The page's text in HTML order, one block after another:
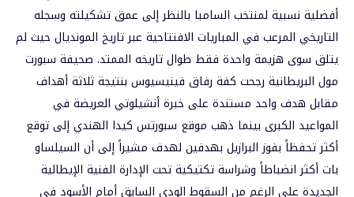
أفضلية نسبية لمنتخب السامبا بالنظر إلى عمق تشكيلته وسجله
التاريخي المرعب في المباريات الافتتاحية عبر تاريخ المونديال حيث لم
يتلق سوى هزيمة واحدة فقط طوال تاريخه الممتد. صحيفة سبورت
مول البريطانية رجحت كفة رفاق فينيسيوس بنتيجة ثلاثة أهداف
مقابل هدف واحد مستندة على خبرة أنشيلوتي العريضة في
المواعيد الكبرى بينما ذهب موقع سبورتس كيدا الهندي إلى توقع
أكثر تحفظاً بفوز البرازيل بهدفين لهدف مشيراً إلى أن السيلساو
بات أكثر انضباطاً وشراسة تكتيكية تحت الإدارة الفنية الإيطالية
الجديدة على الرغم من السقوط الودي السابق أمام الأسود في